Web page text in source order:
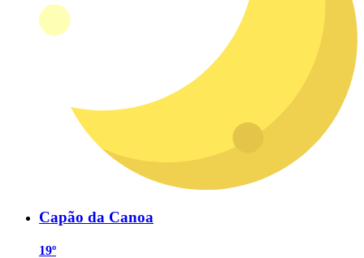
Capão da Canoa
19º